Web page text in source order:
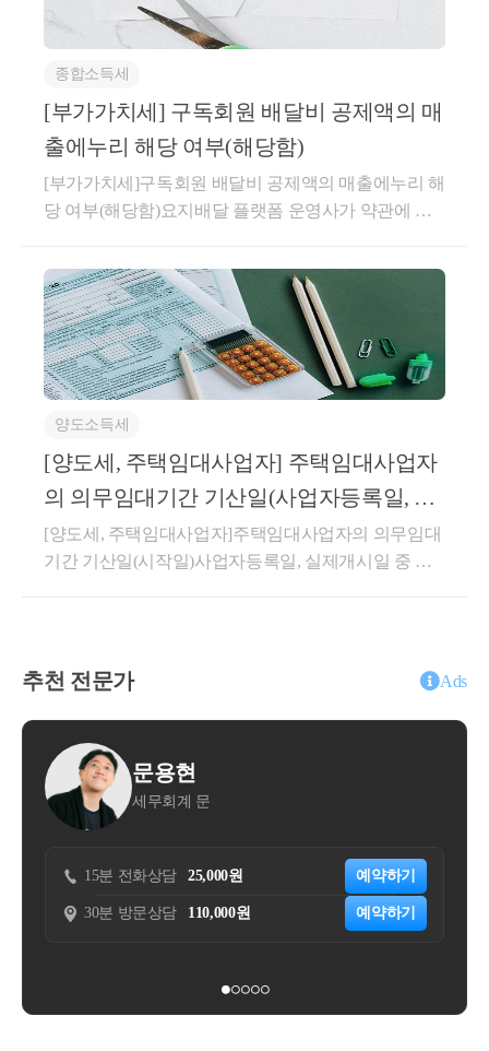
1. 토지 또는 건물의 양도로 발생하는 소
동산에 관한 권리의 양도로 발생하는 소
득
가. 부동산을 취득할 수 있는 권리(건물
이 완성되는 때에 그 건물과 이에 딸린 토
나. 지상권
다. 전세권과 부동산임차권
3. 삭제 <2019.12.31.>
4. 삭제 <2017.12.19.>
5. 그 밖에 제94조제1항제4호에 따른 기
타자산 등 대통령령으로 정하는 자산의
양도로 발생하는 소득.
★ 주요 경력
- 95,000건 이상의 세금 상담 및 용역
(약 3,700건 이상 상담)
- 전문가 플랫폼 '아하커넥츠' 상담 및 후
기 1위 (약 500건 이상 상담)
- 지식공유플랫폼 '아하 QnA' 세무/회계 1
위 (약 90,000건 이상 답변 및 337만건
- KB금융 콘텐츠 필진
- 한국경제필진
- ㈜코스맥스 세무팀
- ㈜현대중공업 세무기획팀
취득일 이후 임대기간이 개시되더라도 주택 취득(잔금
청산) 전에 임차인과 체결한 임대차계약은 직전임대차
계약에 해당하지 않는 것임답변내용귀 사전답변 신청
의 사실관계와 같이,1세대가 주택을 취득하는 매매계
약 체결 이후주택 취득 전에 매수인이 임대인이 되고
전 소유자(매도인)가 임차인이 되는 별도의 임대차계
약을 체결하고 주택 취득과 동시에 임대기간이 시작되
어 실제 1년 6개월 이상을 임대한 경우,해당 계약이
대차계약에 해당하는지 여부에 관하여는 기존 해석사
례(기획재정부 재산세제과-1440, 2022.11.17.)를 참조하
시기 바랍니다.○ 기획재정부 재산세제과-1440, 2022.1
1.17.주택 매매계약 체결한 후 임대차계약을 체결한 경
우로서 주택 취득일 이후 임대기간이 개시되는 경우
임대인이 주택 취득 전에 임차인과 작성한 임대차계약
이 「소득세법 시행령」 제155조의3의 “직전임대차계
약”에 해당하는지 여부(제1안) 직전임대차계약에 해당
(제2안) 직전임대차계약에 해당하지 않음[회신내용]제
2안이 타당합니다.1. 사실관계○ ’21.06.26. 서울 마포구
A주택 취득 계약 체결(잔금일 : ’22.2.28.)○ ’21.09.11. 1
차 임대차계약 체결 - 임대기간 : ’22.2.28. ~ ’24.2.27., 임
900백만원○ ’26.2.27. A주택 양도 예정2. 질의내용○매
하고 주택 취득과 동시에 임대차 기간이 시작되어 실
제 1년 6개월 이상을 임대한 경우, - 해당 계약이 상생
임대주택 특례의 직전임대차계약에 해당하는지 여부
당 주택의 전 소유자와체결한 임대차 계약이 직전 임
대차계약에 해당하는지 여부서면-2022-법규재산-4083
[법규과-3154]등록일자 : 2022.11.18.생산일자 : 2022.11.
종합소득세
[부가가치세] 구독회원 배달비 공제액의 매
출에누리 해당 여부(해당함)
[부가가치세]구독회원 배달비 공제액의 매출에누리 해
당 여부(해당함)요지배달 플랫폼 운영사가 약관에 따
상당액은 부가가치세법 제29조 제5항 제1호의 매출에
누리에 해당하여 부가가치세 과세표준에 포함하지 아
니함회신배달 플랫폼 운영사가 판매회원과 구매회원
간의 주문･판매 거래를 중개･지원하고 판매회원으로
부터 수수료를 지급받는 거래로서, 판매회원과의 이용
약관에 따라 판매회원에 청구할 수수료에서 구매회원
중 구독회원 주문 건에 대한 배달비 상당액을 공제하
여 정산하는 경우, 해당 공제액은 용역 공급 조건에 따
치세법 제29조 제5항 제1호의 ‘매출에누리’에 해당하
여 질의법인의 부가가치세 과세표준에 포함하지 아니
함상세내용1. 사실관계○신청인은 ○○웹사이트 또는 모
서비스에 대한 대가로 판매회원으로부터 음식가격 대
매회원(음식점)이 선택한 제3자 배달업체가 음식을 배
달하는 방식으로 신청인은 구매회원으로부터 배달료
를 수취하여 판매회원에게 전달] 및 Own Delivery(OD)
000원(이하 ‘구독료’)을 지불하면 당월 주문 중 건당 최
소주문금액(00,000원)이상 주문에 대해 배달료(배달형
태 불문)를 전액 할인받을 수 있는 멤버십제도를 운영
양도소득세
[양도세, 주택임대사업자] 주택임대사업자
의 의무임대기간 기산일(사업자등록일, 실
제개시일 중 늦은 날)
[양도세, 주택임대사업자]주택임대사업자의 의무임대
기간 기산일(시작일)사업자등록일, 실제개시일 중 늦
적용받을 수 있습니다. 해당 세혜택을 받기 위해서는
의무임대기간을 충족해야 합니다.의무임대기간 판단
시 임대기간 기산일(시작일)부터 계산하므로 기산일
(시작일)을 파악하는 것이 아주 중요합니다. 단순히 사
업자등록일부터 기산하는 것이 아니기 때문에 잘못 판
단하시면 주택임대사업자의 세제혜택을 적용받지 못
하실 수도 있습니다.민간임대주택법과 국세 세제혜택
을 적용받기 위한 의무임대기간 기산일은 아래와 같습
니다.&lt;민감임대주택법 기산일 : ❶, ❷중 늦은 날&gt;
❶ 지자체 임대사업자등록일❷ 실제 임대개시일&lt;국
대개시일국세(양도세 등)의 세제혜택을 받기 위한 국
추천 전문가 Ads
예약하기
예약하기
15분 전화상담 30,000원
30분 방문상담 200,000원